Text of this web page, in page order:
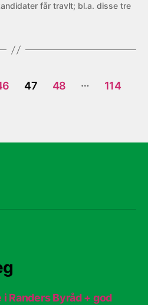
får travlt; bl.a. disse tre
47 48 …
114
Randers Byråd + god